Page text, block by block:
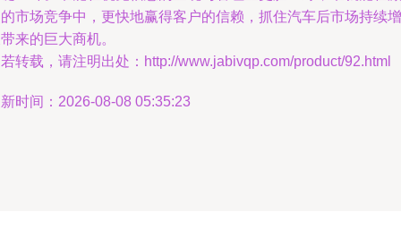
市场竞争中，更快地赢得客户的信赖，抓住汽车后市场持续增
来的巨大商机。
转载，请注明出处：http://www.jabivqp.com/product/92.html
时间：2026-08-08 05:35:23